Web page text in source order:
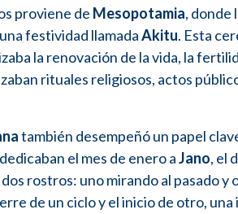
proviene de Mesopotamia, donde
festividad llamadaAkitu. Esta
la renovación de la vida, la
rituales religiosos, actos
también desempeñó un papel
el mes de enero aJano, el
rostros: uno mirando al pasado
de un ciclo y el inicio de otro,